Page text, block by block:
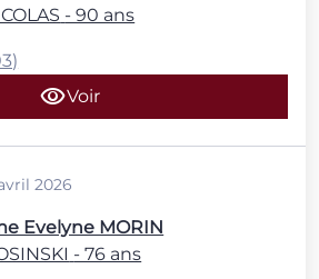
- 90 ans
Voir
2026
Evelyne MORIN
- 76 ans